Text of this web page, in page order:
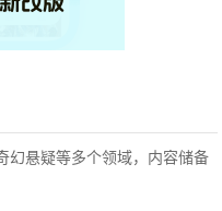
幻悬疑等多个领域，内容储备